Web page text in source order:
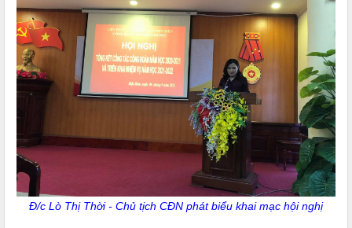
Đ/c Lò Thị Thời - Chủ tịch CĐN phát biểu khai mạc hội nghị